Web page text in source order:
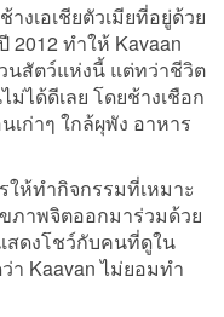
งเอเชียตัวเมียที่อยู่ด้วย
2012 ทำให้ Kavaan
วนสัตว์แห่งนี้ แต่ทว่าชีวิต
ได้ดีเลย โดยช้างเชือก
เก่าๆ ใกล้ผุพัง อาหาร
ให้ทำกิจกรรมที่เหมาะ
ภาพจิตออกมาร่วมด้วย
สดงโชว์กับคนที่ดูใน
า Kaavan ไม่ยอมทำ